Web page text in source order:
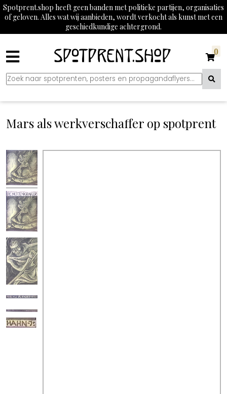
Spotprent.shop heeft geen banden met politieke partijen, organisaties
of geloven. Alles wat wij aanbieden, wordt verkocht als kunst met een
geschiedkundige achtergrond.
0
Mars als werkverschaffer op spotprent